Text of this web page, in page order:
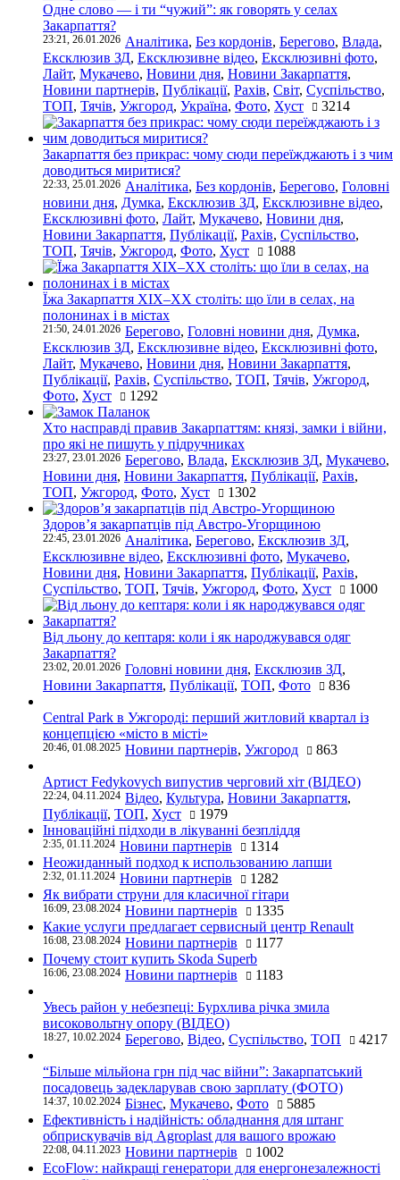
Одне слово — і ти “чужий”: як говорять у селах
Закарпаття?
23:21, 26.01.2026 Аналітика, Без кордонів, Берегово, Влада,
Ексклюзив ЗД, Ексклюзивне відео, Ексклюзивні фото,
Лайт, Мукачево, Новини дня, Новини Закарпаття,
Новини партнерів, Публікації, Рахів, Світ, Суспільство,
ТОП, Тячів, Ужгород, Україна, Фото, Хуст 3214
Закарпаття без прикрас: чому сюди переїжджають і з чим
доводиться миритися?
22:33, 25.01.2026 Аналітика, Без кордонів, Берегово, Головні
новини дня, Думка, Ексклюзив ЗД, Ексклюзивне відео,
Ексклюзивні фото, Лайт, Мукачево, Новини дня,
Новини Закарпаття, Публікації, Рахів, Суспільство,
ТОП, Тячів, Ужгород, Фото, Хуст 1088
Їжа Закарпаття ХІХ–ХХ століть: що їли в селах, на
полонинах і в містах
21:50, 24.01.2026 Берегово, Головні новини дня, Думка,
Ексклюзив ЗД, Ексклюзивне відео, Ексклюзивні фото,
Лайт, Мукачево, Новини дня, Новини Закарпаття,
Публікації, Рахів, Суспільство, ТОП, Тячів, Ужгород,
Фото, Хуст 1292
Хто насправді правив Закарпаттям: князі, замки і війни,
про які не пишуть у підручниках
23:27, 23.01.2026 Берегово, Влада, Ексклюзив ЗД, Мукачево,
Новини дня, Новини Закарпаття, Публікації, Рахів,
ТОП, Ужгород, Фото, Хуст 1302
Здоров’я закарпатців під Австро-Угорщиною
22:45, 23.01.2026 Аналітика, Берегово, Ексклюзив ЗД,
Ексклюзивне відео, Ексклюзивні фото, Мукачево,
Новини дня, Новини Закарпаття, Публікації, Рахів,
Суспільство, ТОП, Тячів, Ужгород, Фото, Хуст 1000
Від льону до кептаря: коли і як народжувався одяг
Закарпаття?
23:02, 20.01.2026 Головні новини дня, Ексклюзив ЗД,
Новини Закарпаття, Публікації, ТОП, Фото 836
Central Park в Ужгороді: перший житловий квартал із
концепцією «місто в місті»
20:46, 01.08.2025 Новини партнерів, Ужгород 863
Артист Fedykovych випустив черговий хіт (ВІДЕО)
22:24, 04.11.2024 Відео, Культура, Новини Закарпаття,
Публікації, ТОП, Хуст
1979
Інноваційні підходи в лікуванні безпліддя
2:35, 01.11.2024 Новини партнерів
1314
Неожиданный подход к использованию лапши
2:32, 01.11.2024 Новини партнерів
1282
Як вибрати струни для класичної гітари
16:09, 23.08.2024 Новини партнерів
1335
Какие услуги предлагает сервисный центр Renault
16:08, 23.08.2024 Новини партнерів
1177
Почему стоит купить Skoda Superb
16:06, 23.08.2024 Новини партнерів 1183
Увесь район у небезпеці: Бурхлива річка змила
високовольтну опору (ВІДЕО)
18:27, 10.02.2024 Берегово, Відео, Суспільство, ТОП 4217
“Більше мільйона грн під час війни”: Закарпатський
посадовець задекларував свою зарплату (ФОТО)
14:37, 10.02.2024 Бізнес, Мукачево, Фото
5885
Ефективність і надійність: обладнання для штанг
обприскувачів від Agroplast для вашого врожаю
22:08, 04.11.2023 Новини партнерів
1002
EcoFlow: найкращі генератори для енергонезалежності